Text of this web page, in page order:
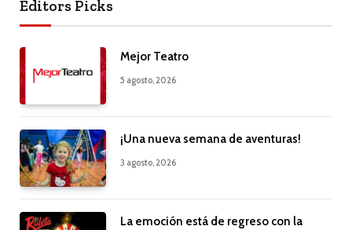
Editors Picks
Mejor Teatro
5 agosto, 2026
¡Una nueva semana de aventuras!
3 agosto, 2026
La emoción está de regreso con la